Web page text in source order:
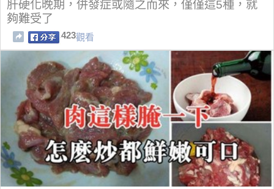
肝硬化晚期，併發症或隨之而來，僅僅這5種，就
夠難受了
423觀看